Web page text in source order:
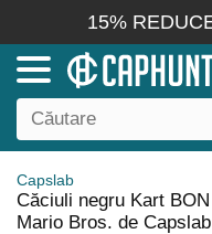
15%
Capslab
Căciuli negru Kart
Mario Bros. de Capslab